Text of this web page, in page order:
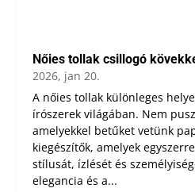
Nőies tollak csillogó
2026, jan 20.
A nőies tollak különleges
írószerek világában. Nem
amelyekkel betűket vetünk
kiegészítők, amelyek
stílusát, ízlését és
elegancia és a...